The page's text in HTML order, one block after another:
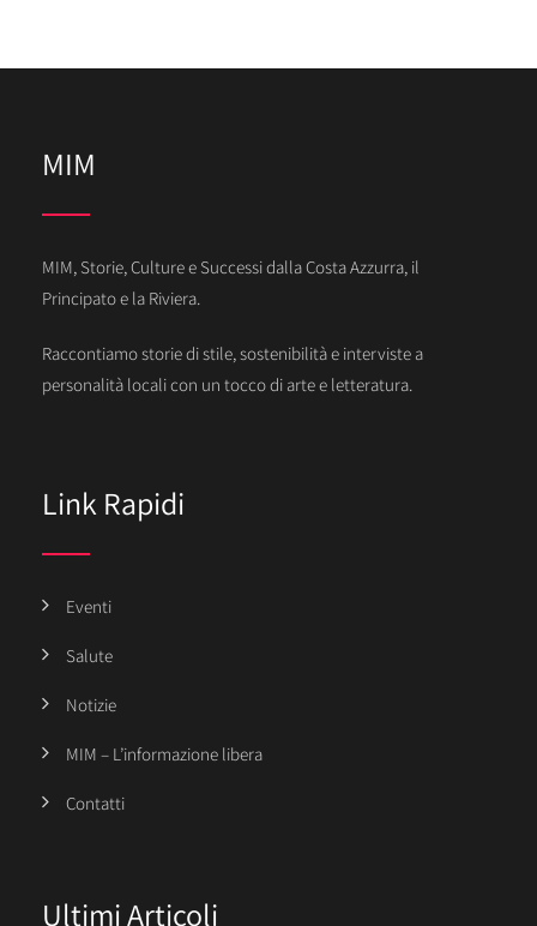
MIM
MIM, Storie, Culture e Successi dalla Costa Azzurra, il
Principato e la Riviera.
Raccontiamo storie di stile, sostenibilità e interviste a
personalità locali con un tocco di arte e letteratura.
Link Rapidi
Eventi
Salute
Notizie
MIM – L’informazione libera
Contatti
Ultimi Articoli